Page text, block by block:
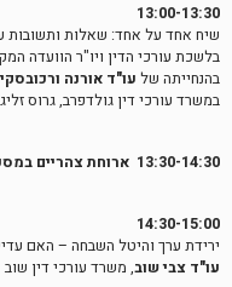
13:00-13:30
שיח אחד על אחד: שאלות ותשובות
בלשכת עורכי הדין ויו"ר הוועדה
בהנחייתה של עו"ד אורנה ורכובסקי
במשרד עורכי דין גולדפרב, גרוס
13:30-14:30 ארוחת צהריים במסעדת המלון-על חוף ימה של תל-אביב
14:30-15:00
ירידת ערך והיטל השבחה – האם
עו"ד צבי שוב, משרד עורכי דין שוב